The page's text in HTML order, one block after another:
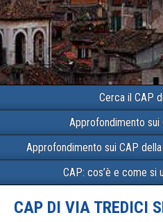
Cerca il CAP
Approfondimento
Approfondimento sui CAP
CAP: cos’è e come si
CAP DI VIA TREDICI